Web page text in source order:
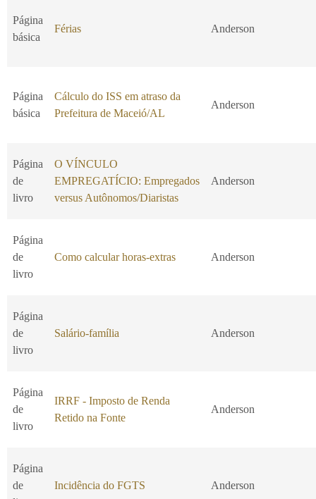
Página
básica
Férias Anderson
Página
básica
Cálculo do ISS em atraso da
Prefeitura de Maceió/AL
Anderson
Página
de
livro
O VÍNCULO
EMPREGATÍCIO: Empregados
versus Autônomos/Diaristas
Anderson
Página
de
livro
Como calcular horas-extras Anderson
Página
de
livro
Salário-família Anderson
Página
de
livro
IRRF - Imposto de Renda
Retido na Fonte
Anderson
Página
de
Incidência do FGTS Anderson